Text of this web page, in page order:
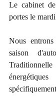
Le cabinet
portes le
Nous
saison